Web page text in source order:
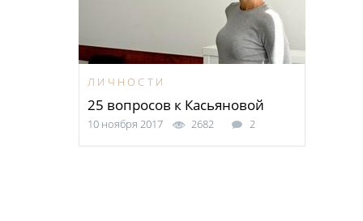
ЛИЧНОСТИ
25 вопросов к Касьяновой
10 ноября 2017 2682 2